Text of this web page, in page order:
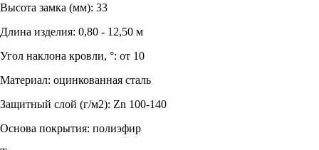
Высота замка (мм): 33
Длина изделия: 0,80 - 12,50 м
Угол наклона кровли, °: от 10
Материал: оцинкованная сталь
Защитный слой (г/м2): Zn 100-140
Основа покрытия: полиэфир